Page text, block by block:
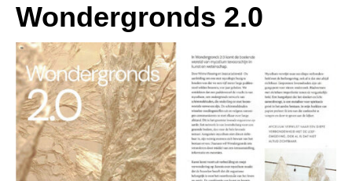
Wondergronds 2.0